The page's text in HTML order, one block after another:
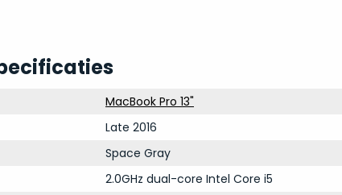
MacBook Pro 13"
Late 2016
Space Gray
2.0GHz dual-core Intel Core i5